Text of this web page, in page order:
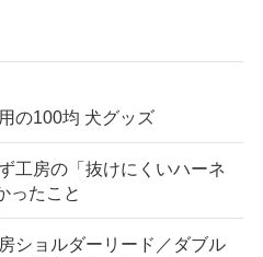
の100均 犬グッズ
工房の「抜けにくいハーネ
ったこと
ショルダーリード／ダブル